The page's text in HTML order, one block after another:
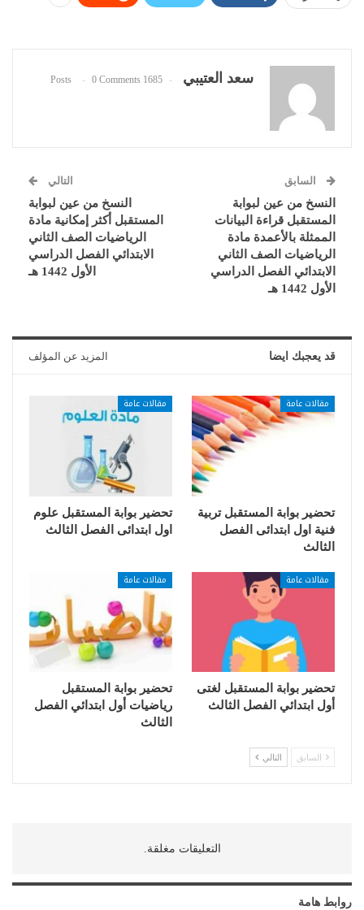
سعد العتيبي 1685 Posts
0 Comments
السابق
النسخ من عين لبوابة
المستقبل قراءة البيانات
الممثلة بالأعمدة مادة
الرياضيات الصف الثاني
الابتدائي الفصل الدراسي
الأول 1442 هـ
التالي
النسخ من عين لبوابة
المستقبل أكثر إمكانية مادة
الرياضيات الصف الثاني
الابتدائي الفصل الدراسي
الأول 1442 هـ
قد يعجبك ايضا المزيد عن المؤلف
مقالات عامة
تحضير بوابة المستقبل تربية
فنية اول ابتدائى الفصل
الثالث
مقالات عامة
تحضير بوابة المستقبل علوم
اول ابتدائى الفصل الثالث
مقالات عامة
تحضير بوابة المستقبل لغتى
أول ابتدائي الفصل الثالث
مقالات عامة
تحضير بوابة المستقبل
رياضيات أول ابتدائي الفصل
الثالث
السابق التالي
التعليقات مغلقة.
روابط هامة